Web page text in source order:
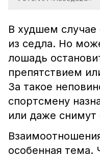
В худшем случае
из седла. Но
лошадь
препятствием
За такое
спортсмену
или даже снимут
особенная тема.